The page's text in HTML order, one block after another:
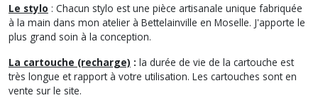
Le stylo : Chacun stylo est une pièce artisanale unique fabriquée
à la main dans mon atelier à Bettelainville en Moselle. J'apporte le
plus grand soin à la conception.
La cartouche (recharge) : la durée de vie de la cartouche est
très longue et rapport à votre utilisation. Les cartouches sont en
vente sur le site.